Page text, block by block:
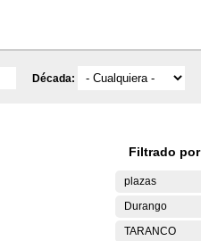
Década:
Filtrado por
plazas
Durango
TARANCO